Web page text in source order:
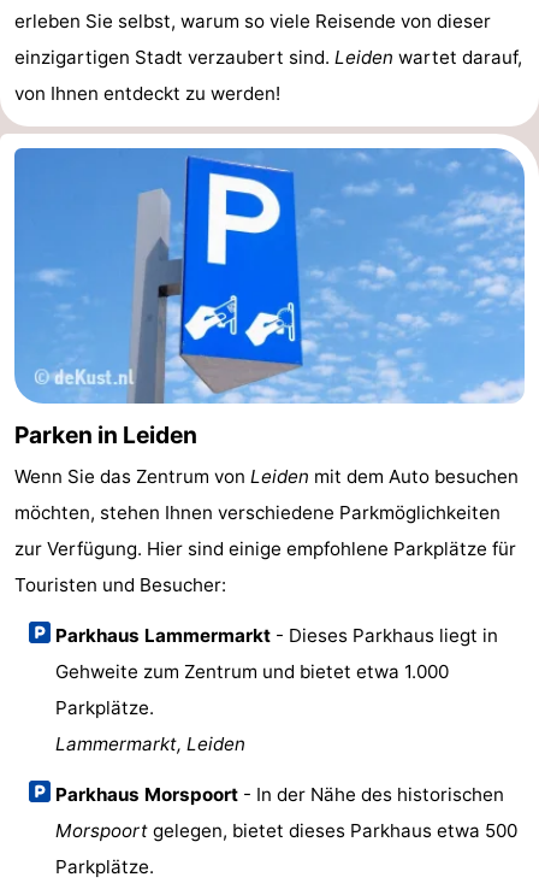
erleben Sie selbst, warum so viele Reisende von dieser
einzigartigen Stadt verzaubert sind. Leiden wartet darauf,
von Ihnen entdeckt zu werden!
Parken in Leiden
Wenn Sie das Zentrum von Leiden mit dem Auto besuchen
möchten, stehen Ihnen verschiedene Parkmöglichkeiten
zur Verfügung. Hier sind einige empfohlene Parkplätze für
Touristen und Besucher:
Parkhaus Lammermarkt - Dieses Parkhaus liegt in
Gehweite zum Zentrum und bietet etwa 1.000
Parkplätze.
Lammermarkt, Leiden
Parkhaus Morspoort - In der Nähe des historischen
Morspoort gelegen, bietet dieses Parkhaus etwa 500
Parkplätze.